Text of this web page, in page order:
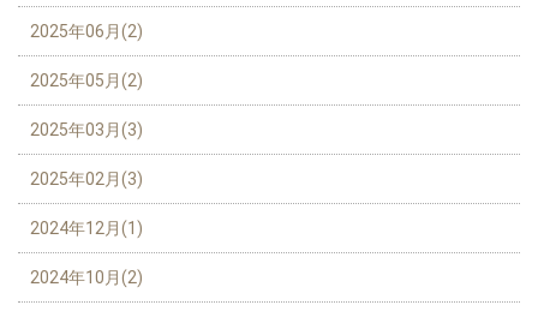
2025年06月(2)
2025年05月(2)
2025年03月(3)
2025年02月(3)
2024年12月(1)
2024年10月(2)